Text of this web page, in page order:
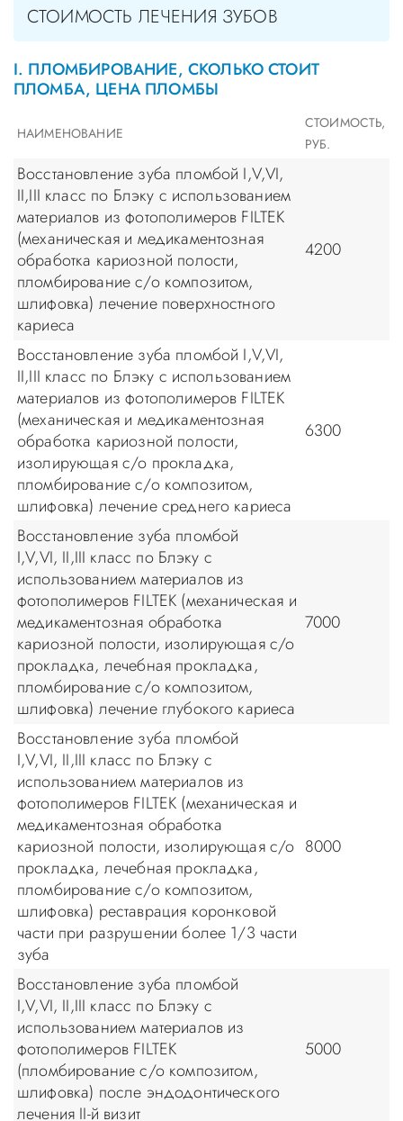
СТОИМОСТЬ ЛЕЧЕНИЯ ЗУБОВ
I. ПЛОМБИРОВАНИЕ, СКОЛЬКО СТОИТ
ПЛОМБА, ЦЕНА ПЛОМБЫ
НАИМЕНОВАНИЕ
СТОИМОСТЬ,
РУБ.
Восстановление зуба пломбой I,V,VI,
II,III класс по Блэку с использованием
материалов из фотополимеров FILTEK
(механическая и медикаментозная
обработка кариозной полости,
пломбирование с/о композитом,
шлифовка) лечение поверхностного
кариеса
4200
Восстановление зуба пломбой I,V,VI,
II,III класс по Блэку с использованием
материалов из фотополимеров FILTEK
(механическая и медикаментозная
обработка кариозной полости,
изолирующая с/о прокладка,
пломбирование с/о композитом,
шлифовка) лечение среднего кариеса
6300
Восстановление зуба пломбой
I,V,VI, II,III класс по Блэку с
использованием материалов из
фотополимеров FILTEK (механическая и
медикаментозная обработка
кариозной полости, изолирующая с/о
прокладка, лечебная прокладка,
пломбирование с/о композитом,
шлифовка) лечение глубокого кариеса
7000
Восстановление зуба пломбой
I,V,VI, II,III класс по Блэку с
использованием материалов из
фотополимеров FILTEK (механическая и
медикаментозная обработка
кариозной полости, изолирующая с/о
прокладка, лечебная прокладка,
пломбирование с/о композитом,
шлифовка) реставрация коронковой
части при разрушении более 1/3 части
зуба
8000
Восстановление зуба пломбой
I,V,VI, II,III класс по Блэку с
использованием материалов из
фотополимеров FILTEK
(пломбирование с/о композитом,
шлифовка) после эндодонтического
лечения II-й визит
5000